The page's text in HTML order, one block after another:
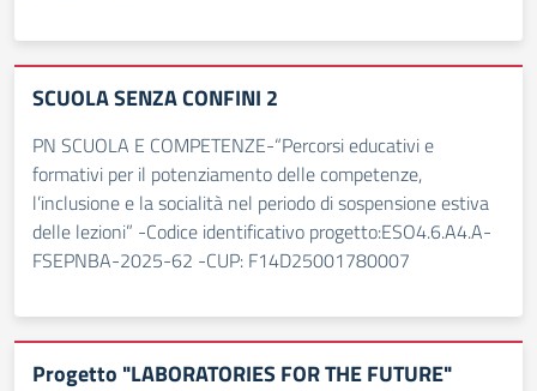
SCUOLA SENZA CONFINI 2
PN SCUOLA E COMPETENZE-“Percorsi educativi e
formativi per il potenziamento delle competenze,
l’inclusione e la socialità nel periodo di sospensione estiva
delle lezioni” -Codice identificativo progetto:ESO4.6.A4.A-
FSEPNBA-2025-62 -CUP: F14D25001780007
Progetto "LABORATORIES FOR THE FUTURE"